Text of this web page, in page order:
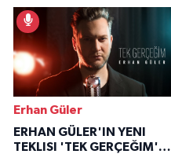
İlham Veren Hikâyeler
Erhan Güler
ERHAN GÜLER'IN YENI
TEKLISI 'TEK GERÇEĞIM'LE